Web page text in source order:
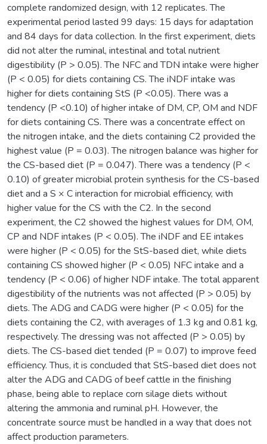
complete randomized design, with 12 replicates. The
experimental period lasted 99 days: 15 days for adaptation
and 84 days for data collection. In the first experiment, diets
did not alter the ruminal, intestinal and total nutrient
digestibility (P > 0.05). The NFC and TDN intake were higher
(P < 0.05) for diets containing CS. The iNDF intake was
higher for diets containing StS (P <0.05). There was a
tendency (P <0.10) of higher intake of DM, CP, OM and NDF
for diets containing CS. There was a concentrate effect on
the nitrogen intake, and the diets containing C2 provided the
highest value (P = 0.03). The nitrogen balance was higher for
the CS-based diet (P = 0.047). There was a tendency (P <
0.10) of greater microbial protein synthesis for the CS-based
diet and a S × C interaction for microbial efficiency, with
higher value for the CS with the C2. In the second
experiment, the C2 showed the highest values for DM, OM,
CP and NDF intakes (P < 0.05). The iNDF and EE intakes
were higher (P < 0.05) for the StS-based diet, while diets
containing CS showed higher (P < 0.05) NFC intake and a
tendency (P < 0.06) of higher NDF intake. The total apparent
digestibility of the nutrients was not affected (P > 0.05) by
diets. The ADG and CADG were higher (P < 0.05) for the
diets containing the C2, with averages of 1.3 kg and 0.81 kg,
respectively. The dressing was not affected (P > 0.05) by
diets. The CS-based diet tended (P = 0.07) to improve feed
efficiency. Thus, it is concluded that StS-based diet does not
alter the ADG and CADG of beef cattle in the finishing
phase, being able to replace corn silage diets without
altering the ammonia and ruminal pH. However, the
concentrate source must be handled in a way that does not
affect production parameters.